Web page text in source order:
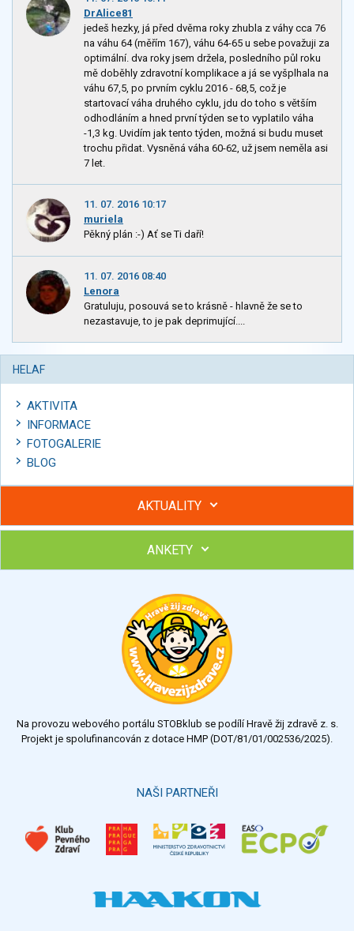
DrAlice81
jedeš hezky, já před dvěma roky zhubla z váhy cca 76
na váhu 64 (měřím 167), váhu 64-65 u sebe považuji za
optimální. dva roky jsem držela, posledního půl roku
mě doběhly zdravotní komplikace a já se vyšplhala na
váhu 67,5, po prvním cyklu 2016 - 68,5, což je
startovací váha druhého cyklu, jdu do toho s větším
odhodláním a hned první týden se to vyplatilo váha
-1,3 kg. Uvidím jak tento týden, možná si budu muset
trochu přidat. Vysněná váha 60-62, už jsem neměla asi
7 let.
11. 07. 2016 10:17
muriela
Pěkný plán :-) Ať se Ti daří!
11. 07. 2016 08:40
Lenora
Gratuluju, posouvá se to krásně - hlavně že se to
nezastavuje, to je pak deprimující....
HELAF
AKTIVITA
INFORMACE
FOTOGALERIE
BLOG
AKTUALITY
Hubněte s podporou lektorky a skupiny v kurzech STOBu
Chcete poradit s hubnutím? Najděte si odborníka STOBu ve
ANKETY
Výsledky Všechny ankety
Na provozu webového portálu STOBklub se podílí Hravě žij zdravě z. s.
Projekt je spolufinancován z dotace HMP (DOT/81/01/002536/2025).
NAŠI PARTNEŘI